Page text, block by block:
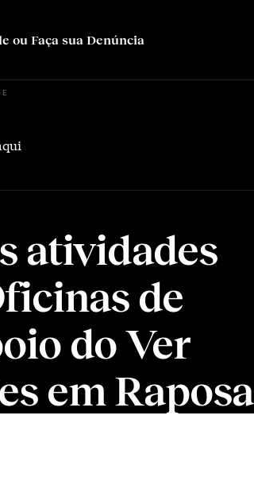
ou Faça sua Denúncia
atividades
de
do Ver
em Raposa